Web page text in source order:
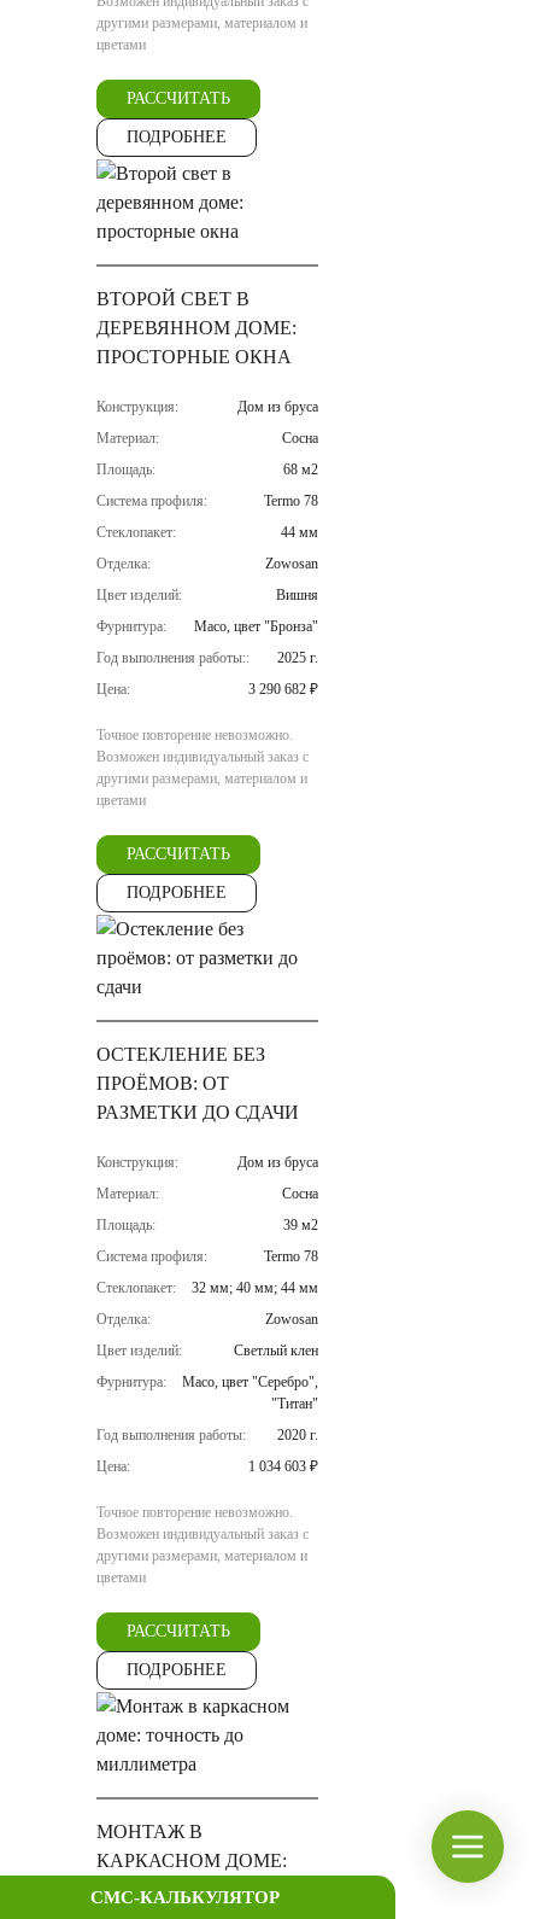
другими размерами, материалом и
цветами
РАССЧИТАТЬ
ПОДРОБНЕЕ
ВТОРОЙ СВЕТ В
ДЕРЕВЯННОМ ДОМЕ:
ПРОСТОРНЫЕ ОКНА
Конструкция:
Дом из бруса
Материал:
Сосна
Площадь:
68 м2
Система профиля:
Termo 78
Стеклопакет:
44 мм
Отделка:
Zowosan
Цвет изделий:
Вишня
Фурнитура:
Maco, цвет "Бронза"
Год выполнения работы::
2025 г.
Цена:
3 290 682 ₽
Точное повторение невозможно.
Возможен индивидуальный заказ с
другими размерами, материалом и
цветами
РАССЧИТАТЬ
ПОДРОБНЕЕ
ОСТЕКЛЕНИЕ БЕЗ
ПРОЁМОВ: ОТ
РАЗМЕТКИ ДО СДАЧИ
Конструкция:
Дом из бруса
Материал:
Сосна
Площадь:
39 м2
Система профиля:
Termo 78
Стеклопакет:
32 мм; 40 мм; 44 мм
Отделка:
Zowosan
Цвет изделий:
Светлый клен
Фурнитура:
Maco, цвет "Серебро",
"Титан"
Год выполнения работы:
2020 г.
Цена:
1 034 603 ₽
Точное повторение невозможно.
Возможен индивидуальный заказ с
другими размерами, материалом и
цветами
РАССЧИТАТЬ
ПОДРОБНЕЕ
МОНТАЖ В
КАРКАСНОМ ДОМЕ:
ТОЧНОСТЬ ДО
СМС-КАЛЬКУЛЯТОР